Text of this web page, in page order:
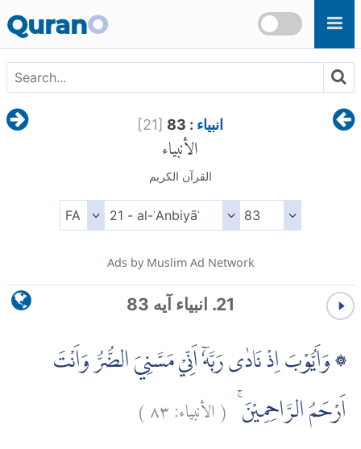
QuranO
[21] انبياء : 83
الأنبياء
القرآن الكريم
Ads by Muslim Ad Network
21. انبياء آیه 83
۞ وَاَيُّوْبَ اِذْ نَادٰى رَبَّهٗٓ اَنِّيْ مَسَّنِيَ الضُّرُّ وَاَنْتَ
اَرْحَمُ الرَّاحِمِيْنَ ۚ (الأنبياء:٨٣)